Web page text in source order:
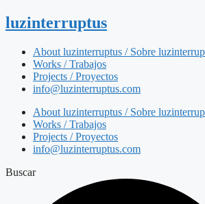
luzinterruptus
About luzinterruptus / Sobre
Works / Trabajos
Projects / Proyectos
info@luzinterruptus.com
About luzinterruptus / Sobre
Works / Trabajos
Projects / Proyectos
info@luzinterruptus.com
Buscar